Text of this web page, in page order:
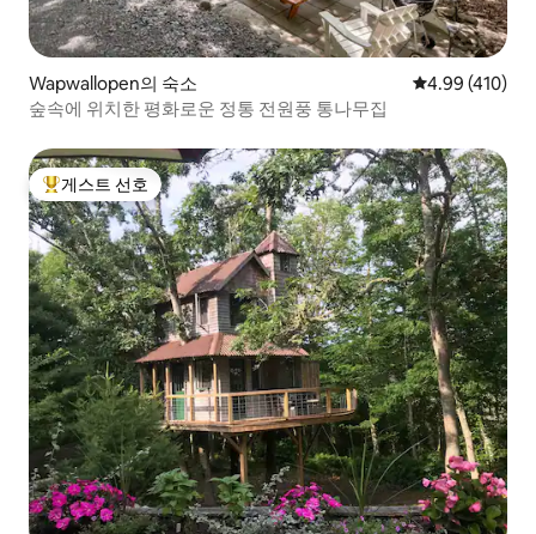
Wapwallopen의 숙소 평점 4.99점(5
4.99 (410)
숲속에 위치한 평화로운 정통 전원풍 통나무집
상위 게스트 선호
게스트 선호